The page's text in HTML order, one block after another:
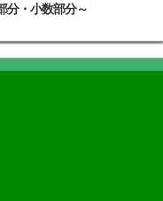
・小数部分～